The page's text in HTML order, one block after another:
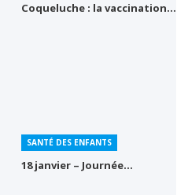
Coqueluche : la vaccination…
SANTÉ DES ENFANTS
18 janvier – Journée…